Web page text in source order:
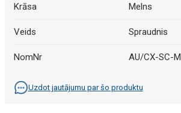
Krāsa Melns
Veids Spraudnis
NomNr AU/CX-SC-M
Uzdot jautājumu par šo produktu